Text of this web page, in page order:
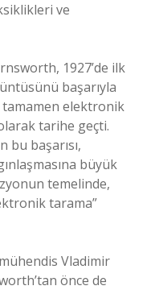
ve
1927’de ilk
başarıyla
elektronik
tarihe geçti.
bu başarısı,
büyük
temelinde,
tarama”
Vladimir
önce de